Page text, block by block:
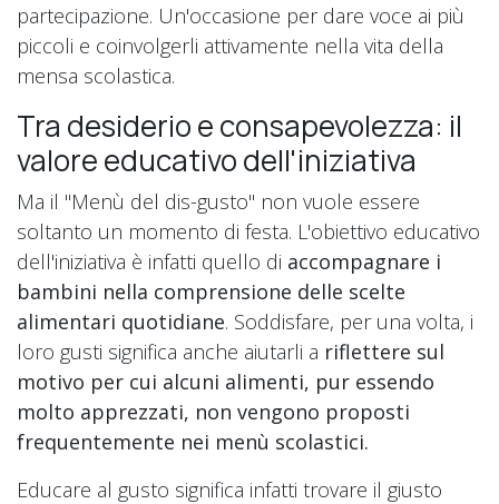
partecipazione. Un'occasione per dare voce ai più
piccoli e coinvolgerli attivamente nella vita della
mensa scolastica.
Tra desiderio e consapevolezza: il
valore educativo dell'iniziativa
Ma il "Menù del dis-gusto" non vuole essere
soltanto un momento di festa. L'obiettivo educativo
dell'iniziativa è infatti quello di accompagnare i
bambini nella comprensione delle scelte
alimentari quotidiane. Soddisfare, per una volta, i
loro gusti significa anche aiutarli a riflettere sul
motivo per cui alcuni alimenti, pur essendo
molto apprezzati, non vengono proposti
frequentemente nei menù scolastici.
Educare al gusto significa infatti trovare il giusto